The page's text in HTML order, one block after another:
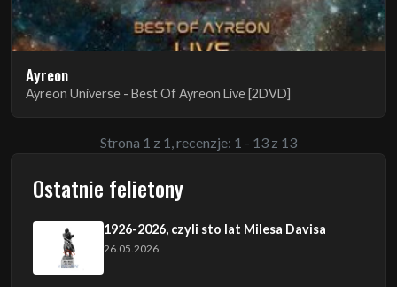
Ayreon
Ayreon Universe - Best Of Ayreon Live [2DVD]
Strona 1 z 1, recenzje: 1 - 13 z 13
Ostatnie felietony
1926-2026, czyli sto lat Milesa Davisa
26.05.2026